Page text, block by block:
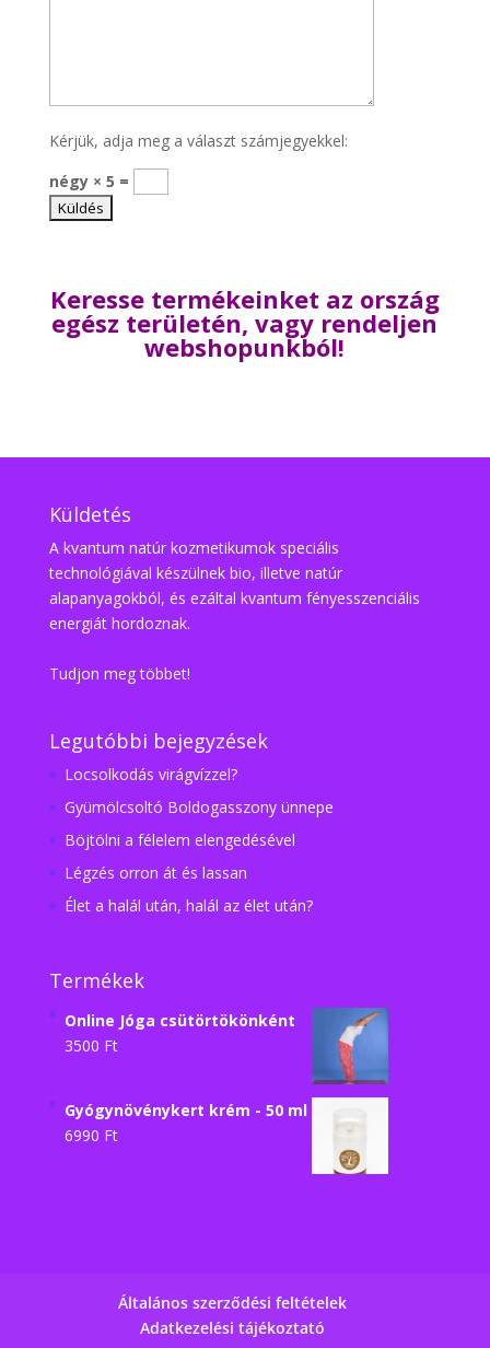
Kérjük, adja meg a választ számjegyekkel:
négy × 5 =
Keresse termékeinket az ország
egész területén, vagy rendeljen
webshopunkból!
Küldetés
A kvantum natúr kozmetikumok speciális
technológiával készülnek bio, illetve natúr
alapanyagokból, és ezáltal kvantum fényesszenciális
energiát hordoznak.
Tudjon meg többet!
Legutóbbi bejegyzések
Locsolkodás virágvízzel?
Gyümölcsoltó Boldogasszony ünnepe
Böjtölni a félelem elengedésével
Légzés orron át és lassan
Élet a halál után, halál az élet után?
Termékek
Online Jóga csütörtökönként
3500 Ft
Gyógynövénykert krém - 50 ml
6990 Ft
Általános szerződési feltételek
Adatkezelési tájékoztató